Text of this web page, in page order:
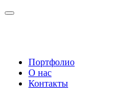
Портфолио
О нас
Контакты